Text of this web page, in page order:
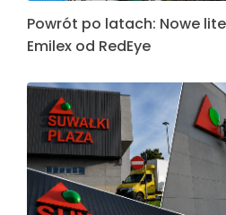
Powrót po latach: Nowe
Emilex od RedEye